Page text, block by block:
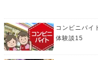
コンビニバイ
体験談15